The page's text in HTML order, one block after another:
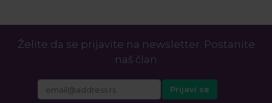
Želite da se prijavite na newsletter. Postanite
naš član